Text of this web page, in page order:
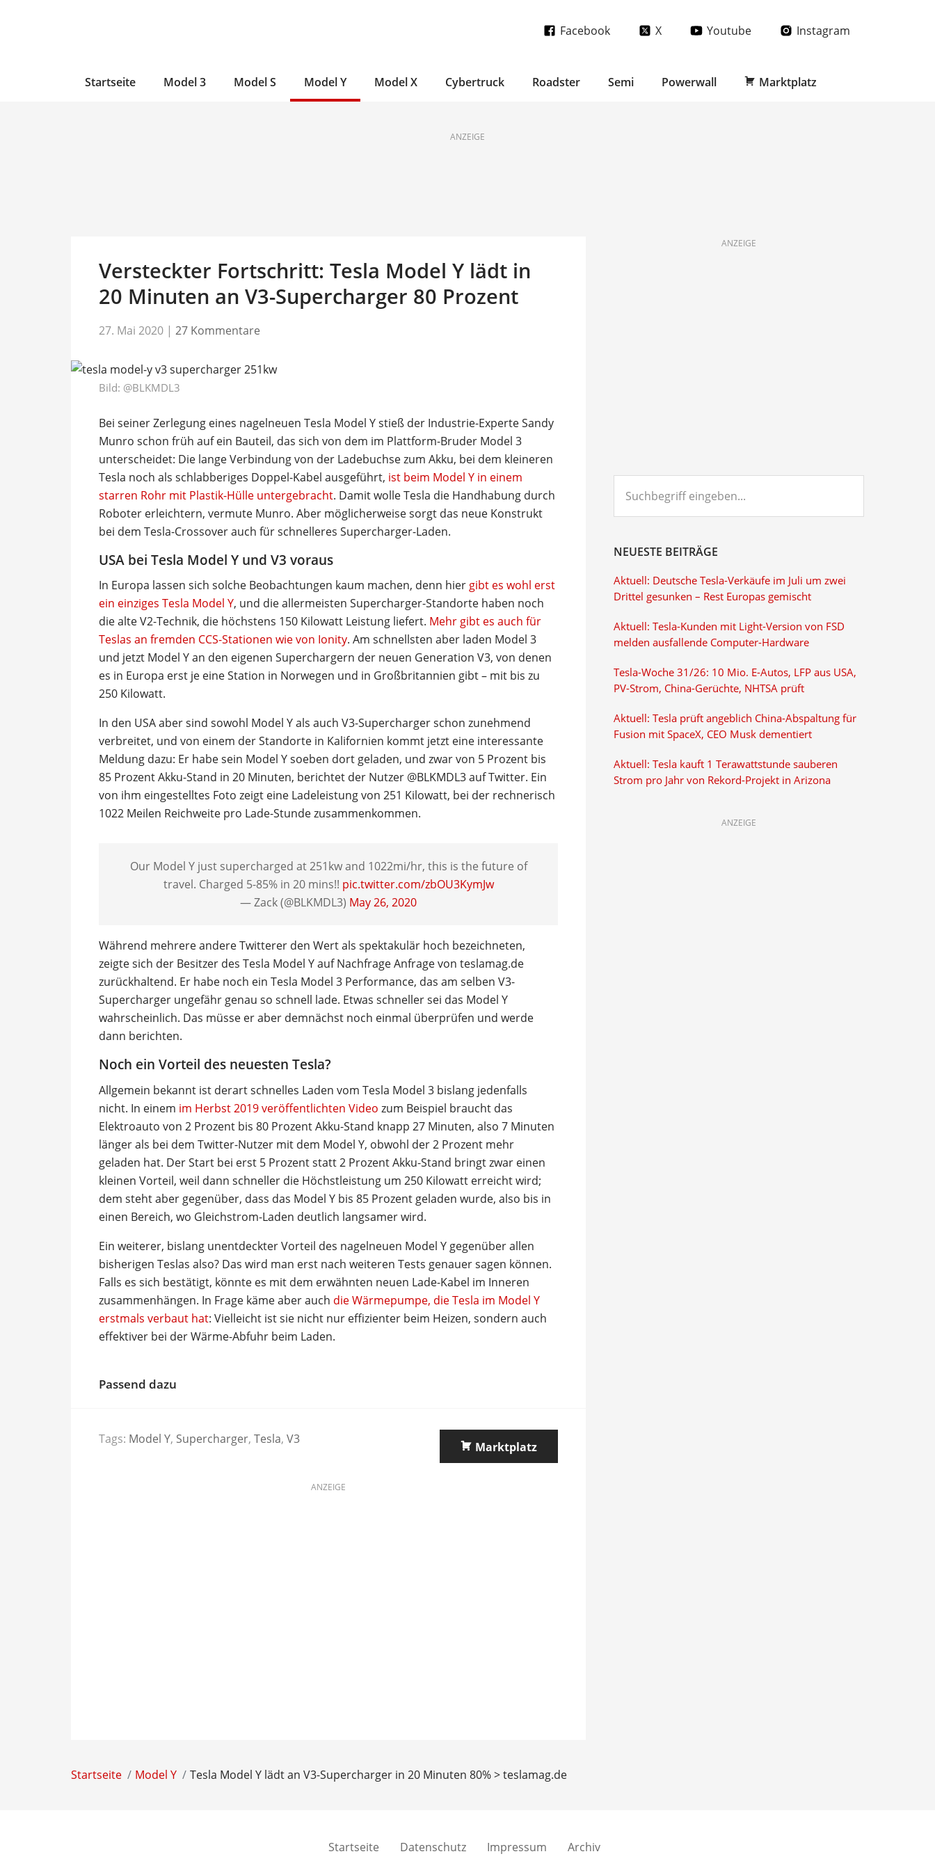
Facebook X Youtube Instagram
Startseite Model 3 Model S Model Y Model X Cybertruck Roadster Semi Powerwall Marktplatz
ANZEIGE
Versteckter Fortschritt: Tesla Model Y lädt in
20 Minuten an V3-Supercharger 80 Prozent
27. Mai 2020 | 27 Kommentare
Bild: @BLKMDL3
Bei seiner Zerlegung eines nagelneuen Tesla Model Y stieß der Industrie-Experte Sandy
Munro schon früh auf ein Bauteil, das sich von dem im Plattform-Bruder Model 3
unterscheidet: Die lange Verbindung von der Ladebuchse zum Akku, bei dem kleineren
Tesla noch als schlabberiges Doppel-Kabel ausgeführt, ist beim Model Y in einem
starren Rohr mit Plastik-Hülle untergebracht. Damit wolle Tesla die Handhabung durch
Roboter erleichtern, vermute Munro. Aber möglicherweise sorgt das neue Konstrukt
bei dem Tesla-Crossover auch für schnelleres Supercharger-Laden.
USA bei Tesla Model Y und V3 voraus
In Europa lassen sich solche Beobachtungen kaum machen, denn hier gibt es wohl erst
ein einziges Tesla Model Y, und die allermeisten Supercharger-Standorte haben noch
die alte V2-Technik, die höchstens 150 Kilowatt Leistung liefert. Mehr gibt es auch für
Teslas an fremden CCS-Stationen wie von Ionity. Am schnellsten aber laden Model 3
und jetzt Model Y an den eigenen Superchargern der neuen Generation V3, von denen
es in Europa erst je eine Station in Norwegen und in Großbritannien gibt – mit bis zu
250 Kilowatt.
In den USA aber sind sowohl Model Y als auch V3-Supercharger schon zunehmend
verbreitet, und von einem der Standorte in Kalifornien kommt jetzt eine interessante
Meldung dazu: Er habe sein Model Y soeben dort geladen, und zwar von 5 Prozent bis
85 Prozent Akku-Stand in 20 Minuten, berichtet der Nutzer @BLKMDL3 auf Twitter. Ein
von ihm eingestelltes Foto zeigt eine Ladeleistung von 251 Kilowatt, bei der rechnerisch
1022 Meilen Reichweite pro Lade-Stunde zusammenkommen.
Our Model Y just supercharged at 251kw and 1022mi/hr, this is the future of
travel. Charged 5-85% in 20 mins!! pic.twitter.com/zbOU3KymJw
— Zack (@BLKMDL3) May 26, 2020
Während mehrere andere Twitterer den Wert als spektakulär hoch bezeichneten,
zeigte sich der Besitzer des Tesla Model Y auf Nachfrage Anfrage von teslamag.de
zurückhaltend. Er habe noch ein Tesla Model 3 Performance, das am selben V3-
Supercharger ungefähr genau so schnell lade. Etwas schneller sei das Model Y
wahrscheinlich. Das müsse er aber demnächst noch einmal überprüfen und werde
dann berichten.
Noch ein Vorteil des neuesten Tesla?
Allgemein bekannt ist derart schnelles Laden vom Tesla Model 3 bislang jedenfalls
nicht. In einem im Herbst 2019 veröffentlichten Video zum Beispiel braucht das
Elektroauto von 2 Prozent bis 80 Prozent Akku-Stand knapp 27 Minuten, also 7 Minuten
länger als bei dem Twitter-Nutzer mit dem Model Y, obwohl der 2 Prozent mehr
geladen hat. Der Start bei erst 5 Prozent statt 2 Prozent Akku-Stand bringt zwar einen
kleinen Vorteil, weil dann schneller die Höchstleistung um 250 Kilowatt erreicht wird;
dem steht aber gegenüber, dass das Model Y bis 85 Prozent geladen wurde, also bis in
einen Bereich, wo Gleichstrom-Laden deutlich langsamer wird.
Ein weiterer, bislang unentdeckter Vorteil des nagelneuen Model Y gegenüber allen
bisherigen Teslas also? Das wird man erst nach weiteren Tests genauer sagen können.
Falls es sich bestätigt, könnte es mit dem erwähnten neuen Lade-Kabel im Inneren
zusammenhängen. In Frage käme aber auch die Wärmepumpe, die Tesla im Model Y
erstmals verbaut hat: Vielleicht ist sie nicht nur effizienter beim Heizen, sondern auch
effektiver bei der Wärme-Abfuhr beim Laden.
Passend dazu
Tags: Model Y, Supercharger, Tesla, V3
Marktplatz
ANZEIGE
ANZEIGE
eingeben...
NEUESTE BEITRÄGE
Aktuell: Deutsche Tesla-Verkäufe im Juli um zwei
Drittel gesunken – Rest Europas gemischt
Aktuell: Tesla-Kunden mit Light-Version von FSD
melden ausfallende Computer-Hardware
Tesla-Woche 31/26: 10 Mio. E-Autos, LFP aus USA,
PV-Strom, China-Gerüchte, NHTSA prüft
Aktuell: Tesla prüft angeblich China-Abspaltung für
Fusion mit SpaceX, CEO Musk dementiert
Aktuell: Tesla kauft 1 Terawattstunde sauberen
Strom pro Jahr von Rekord-Projekt in Arizona
ANZEIGE
Startseite Model Y Tesla Model Y lädt an V3-Supercharger in 20 Minuten 80% > teslamag.de
Startseite Datenschutz Impressum Archiv